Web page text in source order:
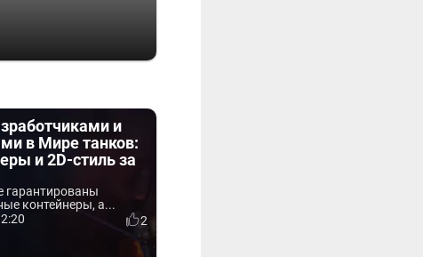
и
в Мире танков:
и 2D-стиль за
гарантированы
контейнеры, а...
2